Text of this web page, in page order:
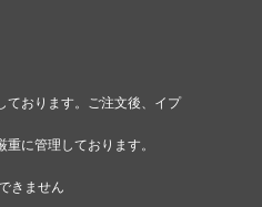
ております。ご注文後、イプ
に管理しております。
きません